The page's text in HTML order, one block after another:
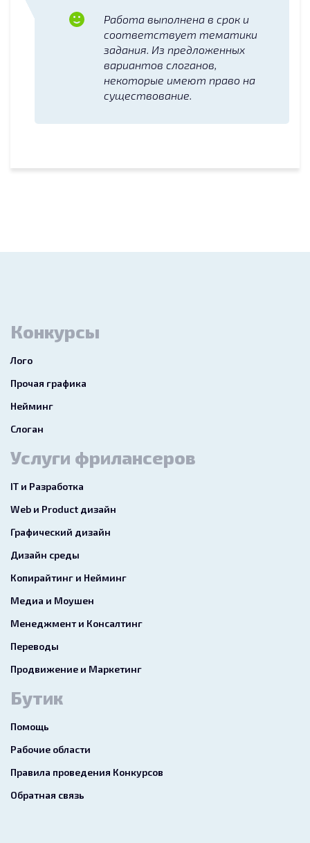
Работа выполнена в срок и
соответствует тематики
задания. Из предложенных
вариантов слоганов,
некоторые имеют право на
существование.
Конкурсы
Лого
Прочая графика
Нейминг
Слоган
Услуги фрилансеров
IT и Разработка
Web и Product дизайн
Графический дизайн
Дизайн среды
Копирайтинг и Нейминг
Медиа и Моушен
Менеджмент и Консалтинг
Переводы
Продвижение и Маркетинг
Бутик
Помощь
Рабочие области
Правила проведения Конкурсов
Обратная связь